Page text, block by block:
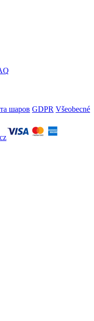
шаров GDPR Všeobecné